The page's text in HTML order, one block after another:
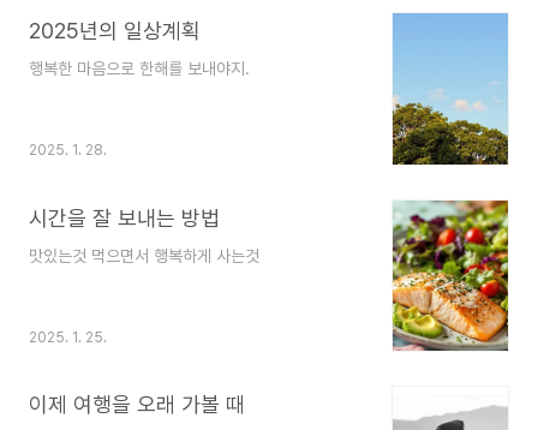
2025년의 일상계획
행복한 마음으로 한해를 보내야지.
2025. 1. 28.
시간을 잘 보내는 방법
맛있는것 먹으면서 행복하게 사는것
2025. 1. 25.
이제 여행을 오래 가볼 때